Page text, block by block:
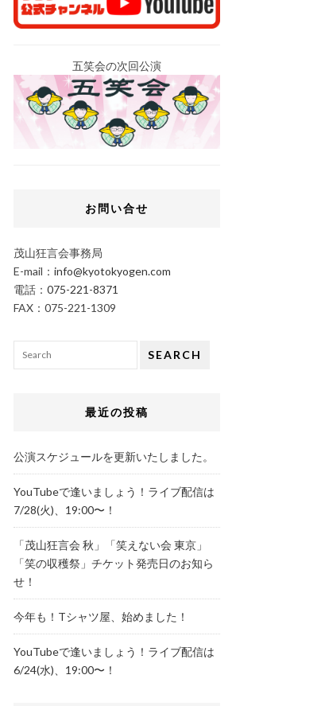
五笑会の次回公演
お問い合せ
茂山狂言会事務局
E-mail： info@kyotokyogen.com
電話： 075-221-8371
FAX：075-221-1309
SEARCH
最近の投稿
公演スケジュールを更新いたしました。
YouTubeで逢いましょう！ライブ配信は
7/28(火)、19:00〜！
「茂山狂言会 秋」「笑えない会 東京」
「笑の収穫祭」チケット発売日のお知ら
せ！
今年も！Tシャツ屋、始めました！
YouTubeで逢いましょう！ライブ配信は
6/24(水)、19:00〜！